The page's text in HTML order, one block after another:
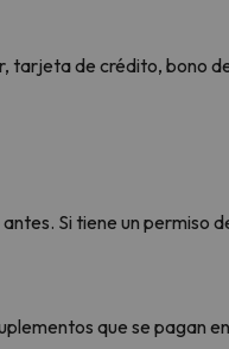
tarjeta de crédito, bono
Si tiene un permiso
que se pagan